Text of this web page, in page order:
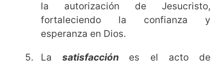
la autorización de Jesucristo,
fortaleciendo la confianza y
esperanza en Dios.
Lasatisfacción
es el acto de